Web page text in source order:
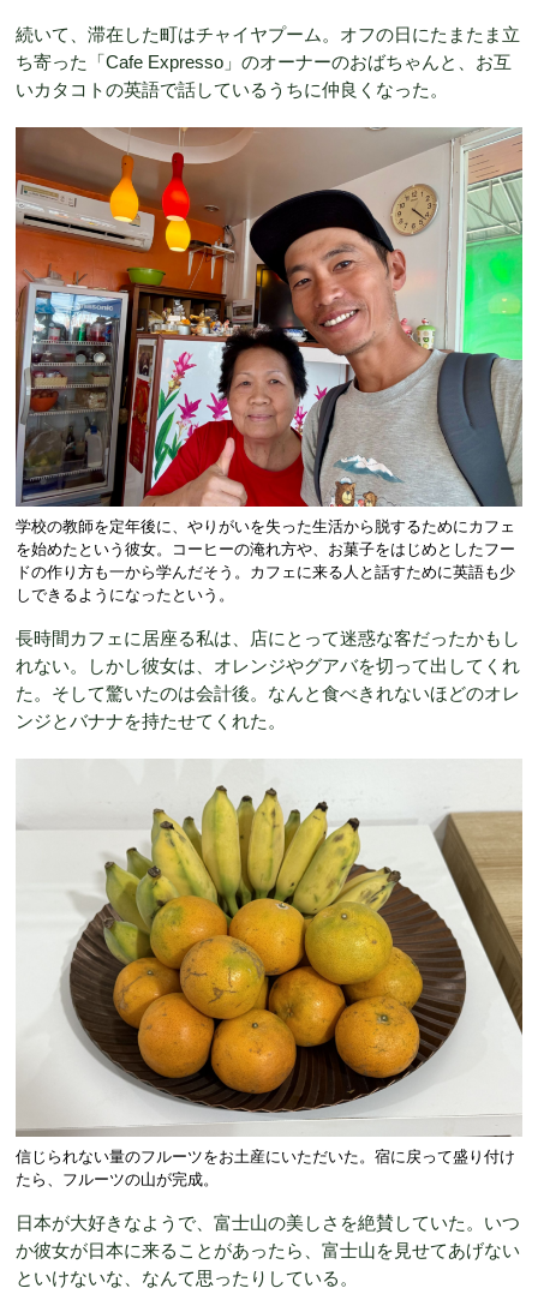
続いて、滞在した町はチャイヤプーム。オフの日にたまたま立
ち寄った「Cafe Expresso」のオーナーのおばちゃんと、お互
いカタコトの英語で話しているうちに仲良くなった。
学校の教師を定年後に、やりがいを失った生活から脱するためにカフェ
を始めたという彼女。コーヒーの淹れ方や、お菓子をはじめとしたフー
ドの作り方も一から学んだそう。カフェに来る人と話すために英語も少
しできるようになったという。
長時間カフェに居座る私は、店にとって迷惑な客だったかもし
れない。しかし彼女は、オレンジやグアバを切って出してくれ
た。そして驚いたのは会計後。なんと食べきれないほどのオレ
ンジとバナナを持たせてくれた。
信じられない量のフルーツをお土産にいただいた。宿に戻って盛り付け
たら、フルーツの山が完成。
日本が大好きなようで、富士山の美しさを絶賛していた。いつ
か彼女が日本に来ることがあったら、富士山を見せてあげない
といけないな、なんて思ったりしている。